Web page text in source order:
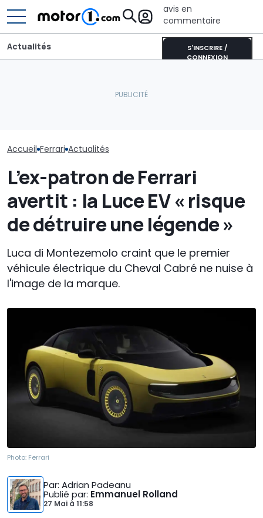
avis en
commentaire
S'INSCRIRE /
CONNEXION
Actualités
Accueil Ferrari Actualités
L’ex-patron de Ferrari
avertit : la Luce EV « risque
de détruire une légende »
Luca di Montezemolo craint que le premier
véhicule électrique du Cheval Cabré ne nuise à
l'image de la marque.
Photo: Ferrari
Par: Adrian Padeanu
Publié par: Emmanuel Rolland
27 Mai à 11:58